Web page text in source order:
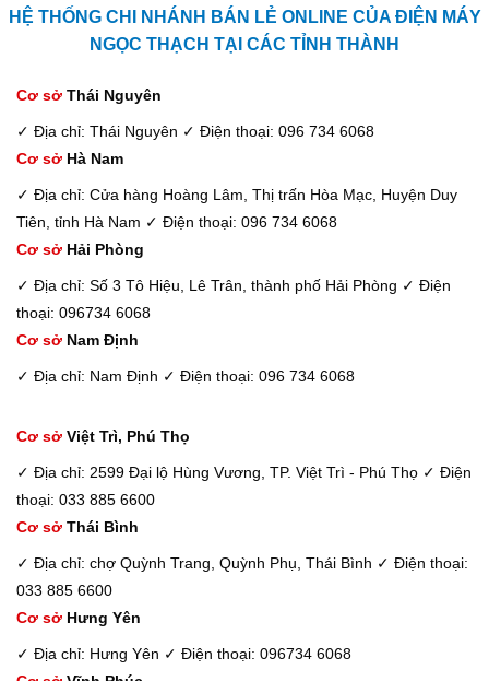
HỆ THỐNG CHI NHÁNH BÁN LẺ ONLINE CỦA ĐIỆN MÁY
NGỌC THẠCH TẠI CÁC TỈNH THÀNH
Cơ sở Thái Nguyên
✓ Địa chỉ: Thái Nguyên ✓ Điện thoại: 096 734 6068
Cơ sở Hà Nam
✓ Địa chỉ: Cửa hàng Hoàng Lâm, Thị trấn Hòa Mạc, Huyện Duy
Tiên, tỉnh Hà Nam ✓ Điện thoại: 096 734 6068
Cơ sở Hải Phòng
✓ Địa chỉ: Số 3 Tô Hiệu, Lê Trân, thành phố Hải Phòng ✓ Điện
thoại: 096734 6068
Cơ sở Nam Định
✓ Địa chỉ: Nam Định ✓ Điện thoại: 096 734 6068
Cơ sở Việt Trì, Phú Thọ
✓ Địa chỉ: 2599 Đại lộ Hùng Vương, TP. Việt Trì - Phú Thọ ✓ Điện
thoại: 033 885 6600
Cơ sở Thái Bình
✓ Địa chỉ: chợ Quỳnh Trang, Quỳnh Phụ, Thái Bình ✓ Điện thoại:
033 885 6600
Cơ sở Hưng Yên
✓ Địa chỉ: Hưng Yên ✓ Điện thoại: 096734 6068